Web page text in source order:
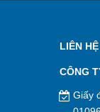
LIÊN HỆ
CÔNG
Giấy